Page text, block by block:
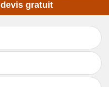
gratuit